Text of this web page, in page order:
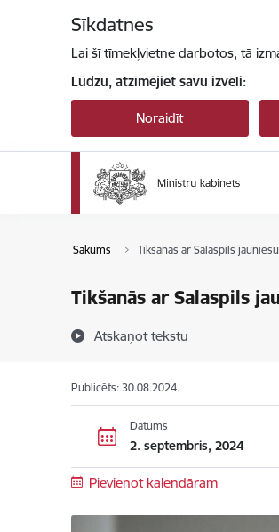
Sīkdatnes
Lai šī tīmekļvietne darbotos, tā
Lūdzu, atzīmējiet savu izvēli:
Noraidīt
Sākums Tikšanās ar Salaspils
Tikšanās ar Salaspils
Atskaņot tekstu
Publicēts: 30.08.2024.
Datums
2. septembris, 2024
Pievienot kalendāram